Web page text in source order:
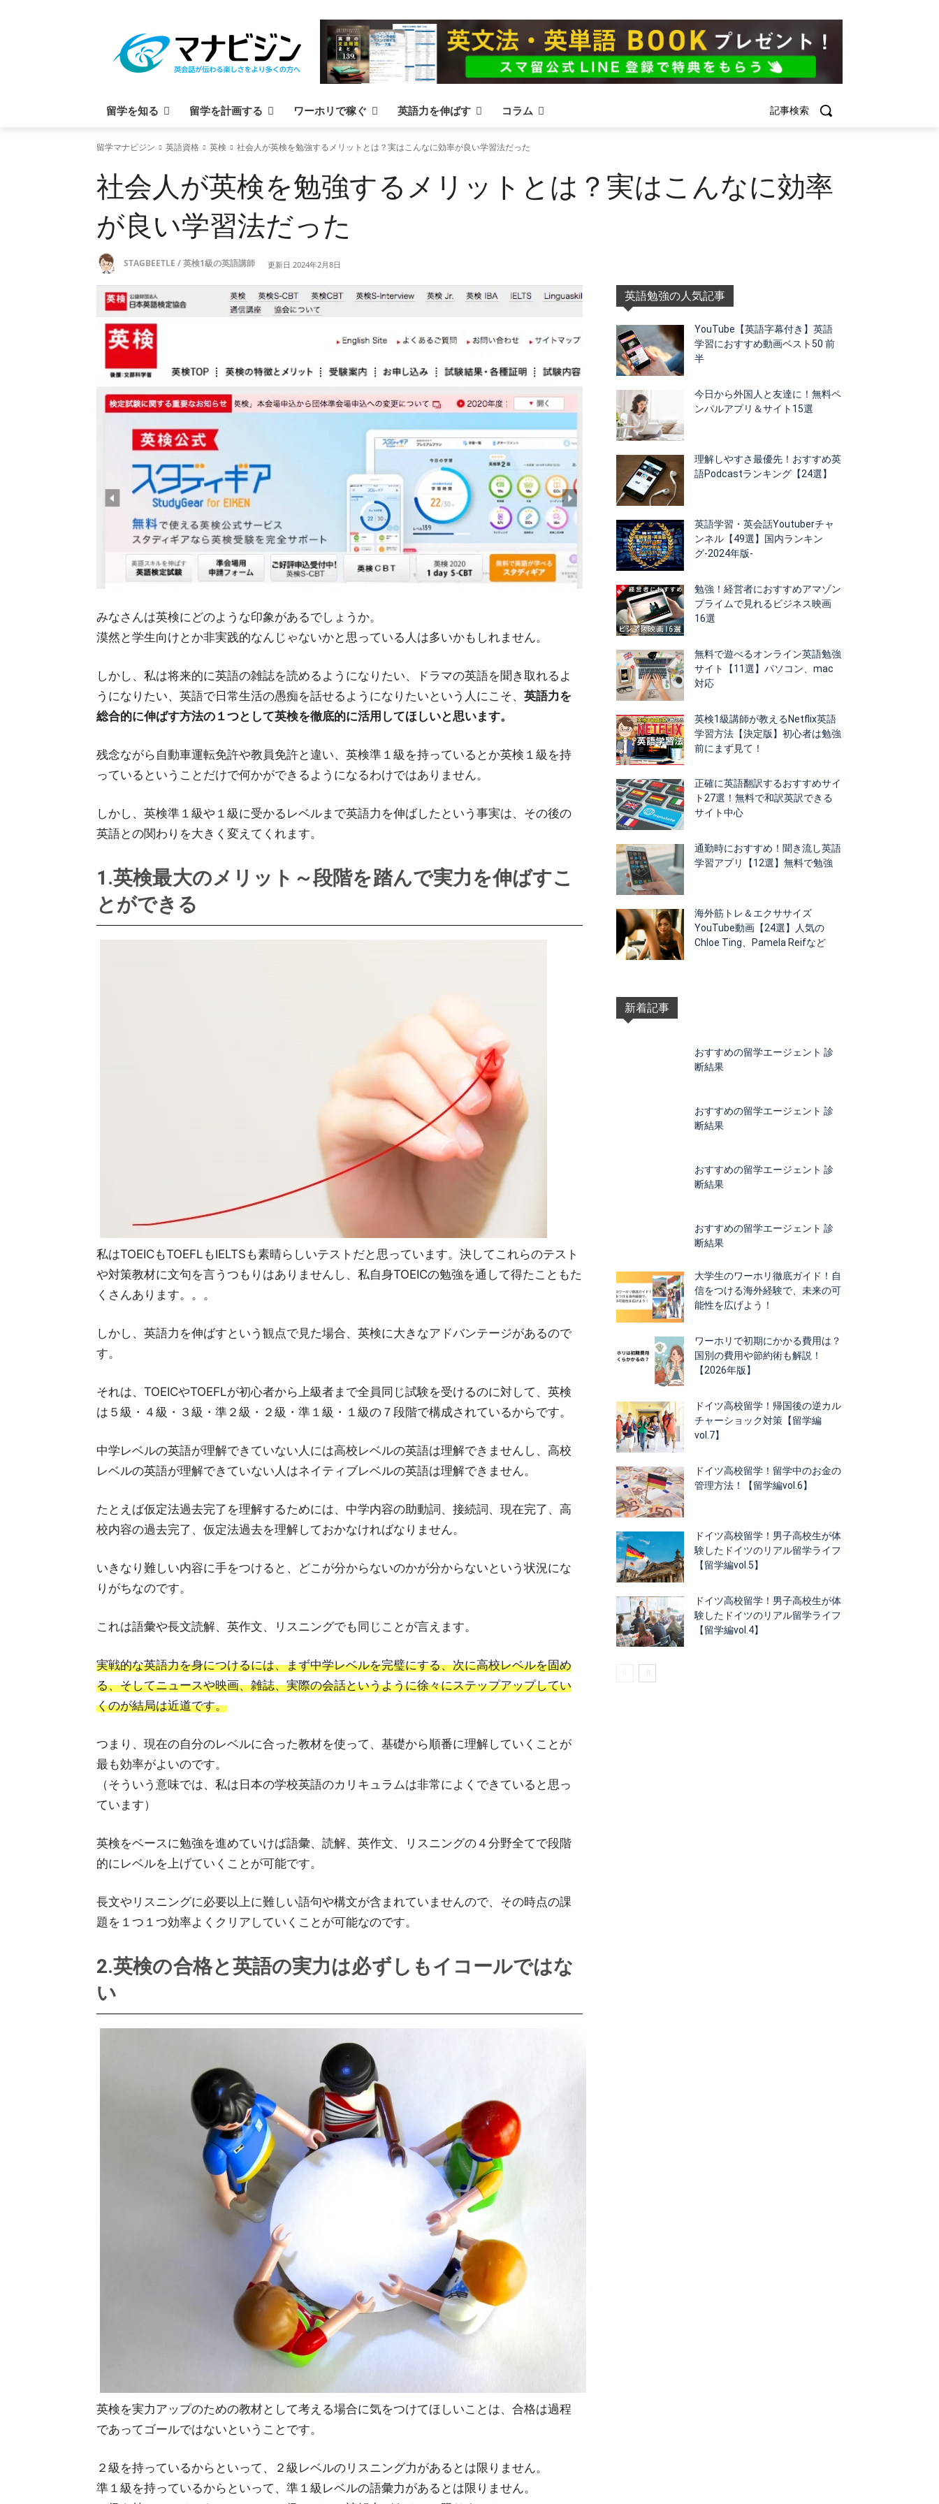
留学を知る 留学を計画する ワーホリで稼ぐ 英語力を伸ばす コラム 記事検索
留学マナビジン 英語資格 英検 社会人が英検を勉強するメリットとは？実はこんなに効率が良い学習法だった
社会人が英検を勉強するメリットとは？実はこんなに効率
が良い学習法だった
STAGBEETLE / 英検1級の英語講師 更新日 2024年2月8日
みなさんは英検にどのような印象があるでしょうか。
漠然と学生向けとか非実践的なんじゃないかと思っている人は多いかもしれません。
しかし、私は将来的に英語の雑誌を読めるようになりたい、ドラマの英語を聞き取れるよ
うになりたい、英語で日常生活の愚痴を話せるようになりたいという人にこそ、 英語力を
総合的に伸ばす方法の１つとして英検を徹底的に活用してほしいと思います。
残念ながら自動車運転免許や教員免許と違い、英検準１級を持っているとか英検１級を持
っているということだけで何かができるようになるわけではありません。
しかし、英検準１級や１級に受かるレベルまで英語力を伸ばしたという事実は、その後の
英語との関わりを大きく変えてくれます。
1.英検最大のメリット～段階を踏んで実力を伸ばすこ
とができる
私はTOEICもTOEFLもIELTSも素晴らしいテストだと思っています。決してこれらのテスト
や対策教材に文句を言うつもりはありませんし、私自身TOEICの勉強を通して得たこともた
くさんあります。。。
しかし、英語力を伸ばすという観点で見た場合、英検に大きなアドバンテージがあるので
す。
それは、TOEICやTOEFLが初心者から上級者まで全員同じ試験を受けるのに対して、英検
は５級・４級・３級・準２級・２級・準１級・１級の７段階で構成されているからです。
中学レベルの英語が理解できていない人には高校レベルの英語は理解できませんし、高校
レベルの英語が理解できていない人はネイティブレベルの英語は理解できません。
たとえば仮定法過去完了を理解するためには、中学内容の助動詞、接続詞、現在完了、高
校内容の過去完了、仮定法過去を理解しておかなければなりません。
いきなり難しい内容に手をつけると、どこが分からないのかが分からないという状況にな
りがちなのです。
これは語彙や長文読解、英作文、リスニングでも同じことが言えます。
実戦的な英語力を身につけるには、まず中学レベルを完璧にする、次に高校レベルを固め
る、そしてニュースや映画、雑誌、実際の会話というように徐々にステップアップしてい
くのが結局は近道です。
つまり、現在の自分のレベルに合った教材を使って、基礎から順番に理解していくことが
最も効率がよいのです。
（そういう意味では、私は日本の学校英語のカリキュラムは非常によくできていると思っ
ています）
英検をベースに勉強を進めていけば語彙、読解、英作文、リスニングの４分野全てで段階
的にレベルを上げていくことが可能です。
長文やリスニングに必要以上に難しい語句や構文が含まれていませんので、その時点の課
題を１つ１つ効率よくクリアしていくことが可能なのです。
2.英検の合格と英語の実力は必ずしもイコールではな
い
英検を実力アップのための教材として考える場合に気をつけてほしいことは、合格は過程
であってゴールではないということです。
２級を持っているからといって、２級レベルのリスニング力があるとは限りません。
準１級を持っているからといって、準１級レベルの語彙力があるとは限りません。
英語勉強の人気記事
YouTube【英語字幕付き】英語
学習におすすめ動画ベスト50 前
半
今日から外国人と友達に！無料ペ
ンパルアプリ＆サイト15選
理解しやすさ最優先！おすすめ英
語Podcastランキング【24選】
英語学習・英会話Youtuberチャ
ンネル【49選】国内ランキン
グ-2024年版-
勉強！経営者におすすめアマゾン
プライムで見れるビジネス映画
16選
無料で遊べるオンライン英語勉強
サイト【11選】パソコン、mac
対応
英検1級講師が教えるNetflix英語
学習方法【決定版】初心者は勉強
前にまず見て！
正確に英語翻訳するおすすめサイ
ト27選！無料で和訳英訳できる
サイト中心
通勤時におすすめ！聞き流し英語
学習アプリ【12選】無料で勉強
海外筋トレ＆エクササイズ
YouTube動画【24選】人気の
Chloe Ting、Pamela Reifなど
新着記事
おすすめの留学エージェント 診
断結果
おすすめの留学エージェント 診
断結果
おすすめの留学エージェント 診
断結果
おすすめの留学エージェント 診
断結果
大学生のワーホリ徹底ガイド！自
信をつける海外経験で、未来の可
能性を広げよう！
ワーホリで初期にかかる費用は？
国別の費用や節約術も解説！
【2026年版】
ドイツ高校留学！帰国後の逆カル
チャーショック対策【留学編
vol.7】
ドイツ高校留学！留学中のお金の
管理方法！【留学編vol.6】
ドイツ高校留学！男子高校生が体
験したドイツのリアル留学ライフ
【留学編vol.5】
ドイツ高校留学！男子高校生が体
験したドイツのリアル留学ライフ
【留学編vol.4】